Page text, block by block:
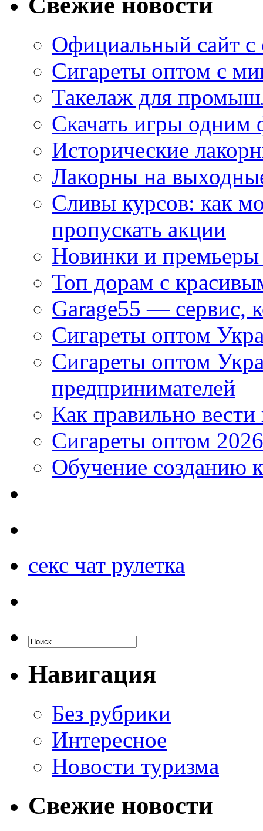
Официальный сайт
Сигареты оптом с
Такелаж для
Скачать игры одним
Исторические
Лакорны на
Сливы курсов: как
пропускать акции
Новинки и
Топ дорам с
Garage55 — сервис,
Сигареты оптом
Сигареты оптом
предпринимателей
Как правильно
Сигареты оптом
Обучение созданию
секс чат рулетка
Навигация
Без рубрики
Интересное
Новости туризма
Свежие новости